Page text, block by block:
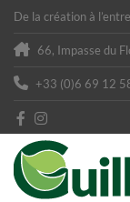
De la création à
66, Impasse du
+33 (0)6 69 12